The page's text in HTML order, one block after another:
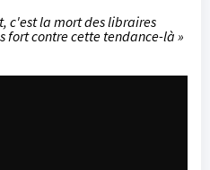
c'est la mort des libraires
fort contre cette tendance-là »